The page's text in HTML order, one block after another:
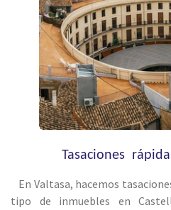
Tasaciones
En Valtasa, hacemos
tipo de inmuebles en